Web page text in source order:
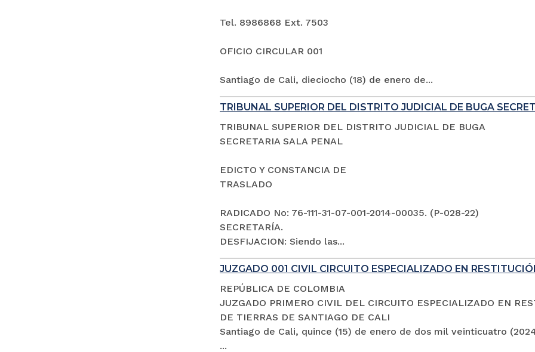
Tel. 8986868 Ext. 7503
OFICIO CIRCULAR 001
Santiago de Cali, dieciocho (18) de enero de...
TRIBUNAL SUPERIOR DEL DISTRITO JUDICIAL DE BUGA
TRIBUNAL SUPERIOR DEL DISTRITO JUDICIAL DE BUGA
SECRETARIA SALA PENAL
EDICTO Y CONSTANCIA DE
TRASLADO
RADICADO No: 76-111-31-07-001-2014-00035. (P-028-22)
SECRETARÍA.
DESFIJACION: Siendo las...
JUZGADO 001 CIVIL CIRCUITO ESPECIALIZADO EN
REPÚBLICA DE COLOMBIA
JUZGADO PRIMERO CIVIL DEL CIRCUITO ESPECIALIZADO EN
DE TIERRAS DE SANTIAGO DE CALI
Santiago de Cali, quince (15) de enero de dos mil veinticuatro
...